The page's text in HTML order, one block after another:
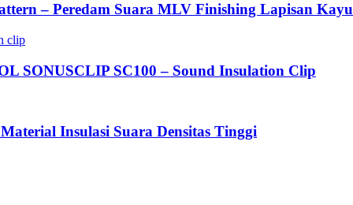
– Peredam Suara MLV Finishing Lapisan Kayu
SONUSCLIP SC100 – Sound Insulation Clip
Insulasi Suara Densitas Tinggi